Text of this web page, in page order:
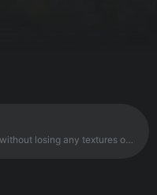
Upscale your image to 2x or 4x without losing any textures or details with our AI tool. Use our super-resolution tool and bring new life to your images.